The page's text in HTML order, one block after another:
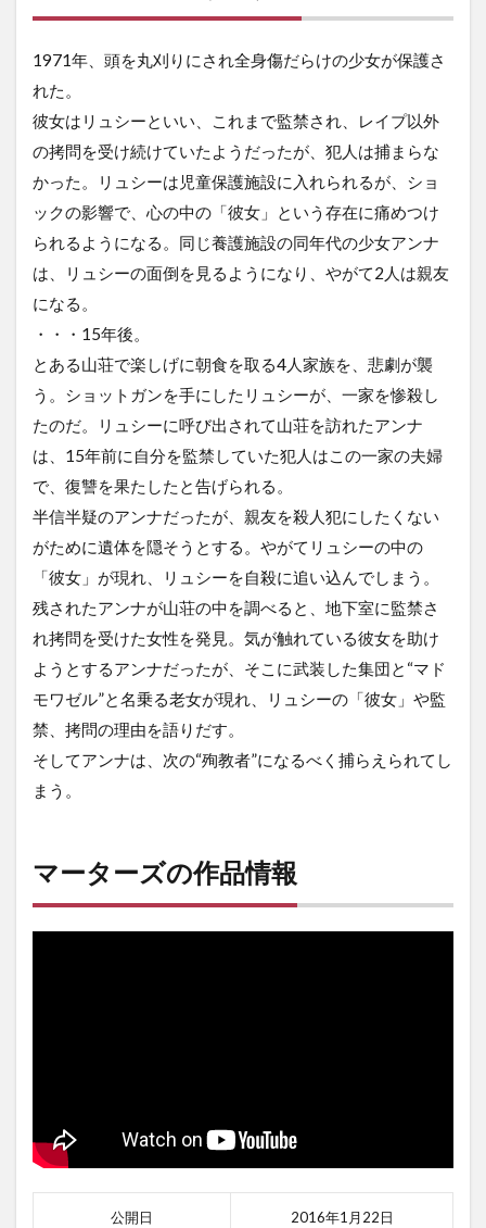
1971年、頭を丸刈りにされ全身傷だらけの少女が保護さ
れた。
彼女はリュシーといい、これまで監禁され、レイプ以外
の拷問を受け続けていたようだったが、犯人は捕まらな
かった。リュシーは児童保護施設に入れられるが、ショ
ックの影響で、心の中の「彼女」という存在に痛めつけ
られるようになる。同じ養護施設の同年代の少女アンナ
は、リュシーの面倒を見るようになり、やがて2人は親友
になる。
・・・15年後。
とある山荘で楽しげに朝食を取る4人家族を、悲劇が襲
う。ショットガンを手にしたリュシーが、一家を惨殺し
たのだ。リュシーに呼び出されて山荘を訪れたアンナ
は、15年前に自分を監禁していた犯人はこの一家の夫婦
で、復讐を果たしたと告げられる。
半信半疑のアンナだったが、親友を殺人犯にしたくない
がために遺体を隠そうとする。やがてリュシーの中の
「彼女」が現れ、リュシーを自殺に追い込んでしまう。
残されたアンナが山荘の中を調べると、地下室に監禁さ
れ拷問を受けた女性を発見。気が触れている彼女を助け
ようとするアンナだったが、そこに武装した集団と“マド
モワゼル”と名乗る老女が現れ、リュシーの「彼女」や監
禁、拷問の理由を語りだす。
そしてアンナは、次の“殉教者”になるべく捕らえられてし
まう。
マーターズの作品情報
公開日 2016年1月22日